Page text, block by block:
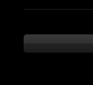
archivedproject :